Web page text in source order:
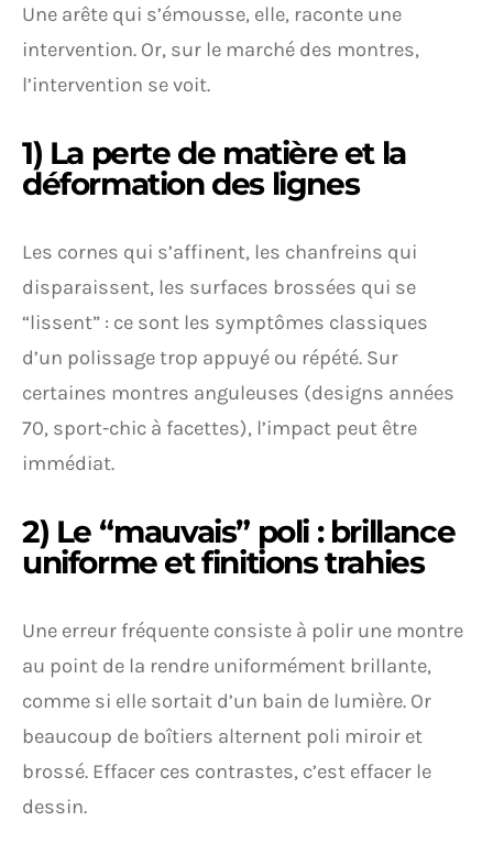
Une arête qui s’émousse, elle, raconte une
intervention. Or, sur le marché des montres,
l’intervention se voit.
1) La perte de matière et la
déformation des lignes
Les cornes qui s’affinent, les chanfreins qui
disparaissent, les surfaces brossées qui se
“lissent” : ce sont les symptômes classiques
d’un polissage trop appuyé ou répété. Sur
certaines montres anguleuses (designs années
70, sport-chic à facettes), l’impact peut être
immédiat.
2) Le “mauvais” poli : brillance
uniforme et finitions trahies
Une erreur fréquente consiste à polir une montre
au point de la rendre uniformément brillante,
comme si elle sortait d’un bain de lumière. Or
beaucoup de boîtiers alternent poli miroir et
brossé. Effacer ces contrastes, c’est effacer le
dessin.